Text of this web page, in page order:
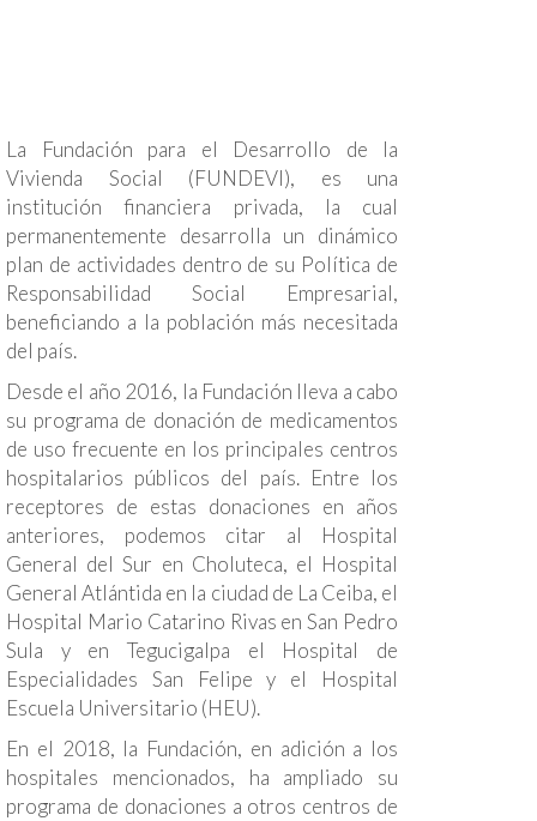
La Fundación para el Desarrollo de la
Vivienda Social (FUNDEVI), es una
institución financiera privada, la cual
permanentemente desarrolla un dinámico
plan de actividades dentro de su Política de
Responsabilidad Social Empresarial,
beneficiando a la población más necesitada
del país.
Desde el año 2016, la Fundación lleva a cabo
su programa de donación de medicamentos
de uso frecuente en los principales centros
hospitalarios públicos del país. Entre los
receptores de estas donaciones en años
anteriores, podemos citar al Hospital
General del Sur en Choluteca, el Hospital
General Atlántida en la ciudad de La Ceiba, el
Hospital Mario Catarino Rivas en San Pedro
Sula y en Tegucigalpa el Hospital de
Especialidades San Felipe y el Hospital
Escuela Universitario (HEU).
En el 2018, la Fundación, en adición a los
hospitales mencionados, ha ampliado su
programa de donaciones a otros centros de